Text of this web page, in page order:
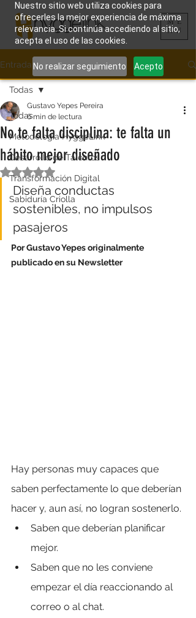
Nuestro sitio web utiliza cookies para
ofrecerles la mejor experiencia de máxima
relevancia. Si continúa accediendo al sitio,
acepta el uso de las cookies.
No realizar seguimiento Acepto
ME
NU
Entrada
Todas
Metodología HyggeLink
Desarrollo de Talentos
Transformación Digital
Sabiduría Criolla
Todas
No te falta disciplina: te falta un
hábito mejor diseñado
Gustavo Yepes Pereira
6 min de lectura
Obtuvo NaN de 5 estrellas.
Diseña conductas
sostenibles, no impulsos
pasajeros
Por Gustavo Yepes originalmente
publicado en su Newsletter
Hay personas muy capaces que
saben perfectamente lo que deberían
hacer y, aun así, no logran sostenerlo.
Saben que deberían planificar
mejor.
Saben que no les conviene
empezar el día reaccionando al
correo o al chat.